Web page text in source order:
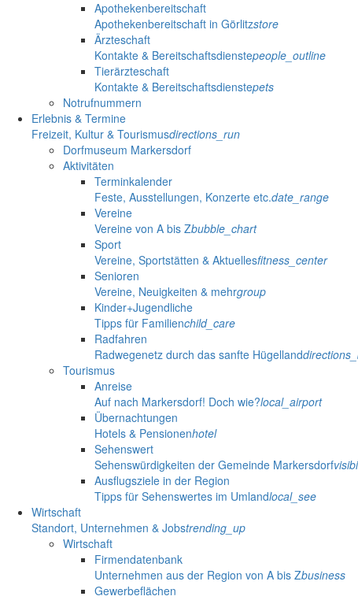
Apothekenbereitschaft
Apothekenbereitschaft in Görlitzstore
Ärzteschaft
Kontakte & Bereitschaftsdienstepeople_outline
Tierärzteschaft
Kontakte & Bereitschaftsdienstepets
Notrufnummern
Erlebnis & Termine
Freizeit, Kultur & Tourismusdirections_run
Dorfmuseum Markersdorf
Aktivitäten
Terminkalender
Feste, Ausstellungen, Konzerte etc.date_range
Vereine
Vereine von A bis Zbubble_chart
Sport
Vereine, Sportstätten & Aktuellesfitness_center
Senioren
Vereine, Neuigkeiten & mehrgroup
Kinder+Jugendliche
Tipps für Familienchild_care
Radfahren
Radwegenetz durch das sanfte Hügelland
Tourismus
Anreise
Auf nach Markersdorf! Doch wie?local_airport
Übernachtungen
Hotels & Pensionenhotel
Sehenswert
Sehenswürdigkeiten der Gemeinde Markersdorf
Ausflugsziele in der Region
Tipps für Sehenswertes im Umlandlocal_see
Wirtschaft
Standort, Unternehmen & Jobstrending_up
Wirtschaft
Firmendatenbank
Unternehmen aus der Region von A bis Zbusiness
Gewerbeflächen